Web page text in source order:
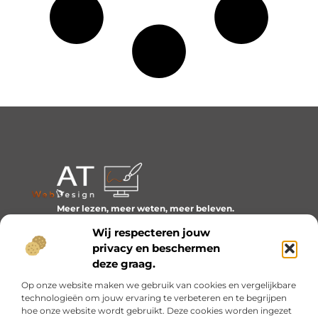
Wij respecteren jouw
privacy en beschermen
deze graag.
Op onze website maken we gebruik van cookies en vergelijkbare
technologieën om jouw ervaring te verbeteren en te begrijpen
hoe onze website wordt gebruikt. Deze cookies worden ingezet
Meer lezen, meer weten, meer beleven.
het dagelijks leven boeiend maakt.
Bericht categorie